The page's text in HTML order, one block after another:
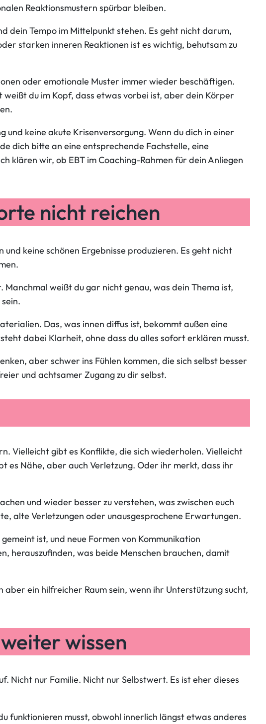
Reaktionsmustern spürbar bleiben.
dein Tempo im Mittelpunkt stehen. Es geht nicht darum,
starken inneren Reaktionen ist es wichtig, behutsam zu
oder emotionale Muster immer wieder beschäftigen.
du im Kopf, dass etwas vorbei ist, aber dein Körper
keine akute Krisenversorgung. Wenn du dich in einer
dich bitte an eine entsprechende Fachstelle, eine
klären wir, ob EBT im Coaching-Rahmen für dein Anliegen
nicht reichen
keine schönen Ergebnisse produzieren. Es geht nicht
weißt du gar nicht genau, was dein Thema ist,
Das, was innen diffus ist, bekommt außen eine
dabei Klarheit, ohne dass du alles sofort erklären musst.
aber schwer ins Fühlen kommen, die sich selbst besser
und achtsamer Zugang zu dir selbst.
Vielleicht gibt es Konflikte, die sich wiederholen. Vielleicht
es Nähe, aber auch Verletzung. Oder ihr merkt, dass ihr
und wieder besser zu verstehen, was zwischen euch
alte Verletzungen oder unausgesprochene Erwartungen.
ist, und neue Formen von Kommunikation
herauszufinden, was beide Menschen brauchen, damit
ein hilfreicher Raum sein, wenn ihr Unterstützung sucht,
wissen
Nicht nur Familie. Nicht nur Selbstwert. Es ist eher dieses
funktionieren musst, obwohl innerlich längst etwas anderes